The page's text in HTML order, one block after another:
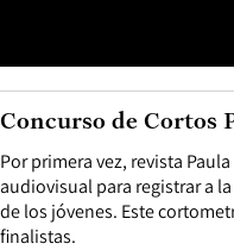
Por primera vez, revista
audiovisual para registrar a
de los jóvenes. Este
finalistas.
Concurso de Cortos